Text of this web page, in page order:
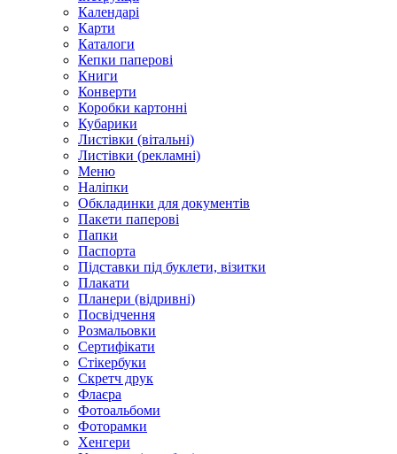
Календарі
Карти
Каталоги
Кепки паперові
Книги
Конверти
Коробки картонні
Кубарики
Листівки (вітальні)
Листівки (рекламні)
Меню
Наліпки
Обкладинки для документів
Пакети паперові
Папки
Паспорта
Підставки під буклети, візитки
Плакати
Планери (відривні)
Посвідчення
Розмальовки
Сертифікати
Стікербуки
Скретч друк
Флаєра
Фотоальбоми
Фоторамки
Хенгери